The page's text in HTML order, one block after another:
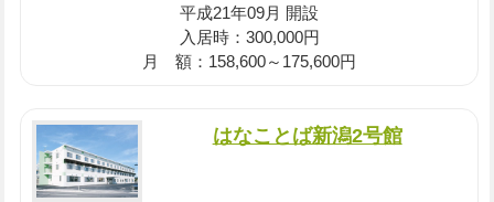
平成21年09月 開設
入居時：300,000円
月 額：158,600～175,600円
はなことば新潟2号館